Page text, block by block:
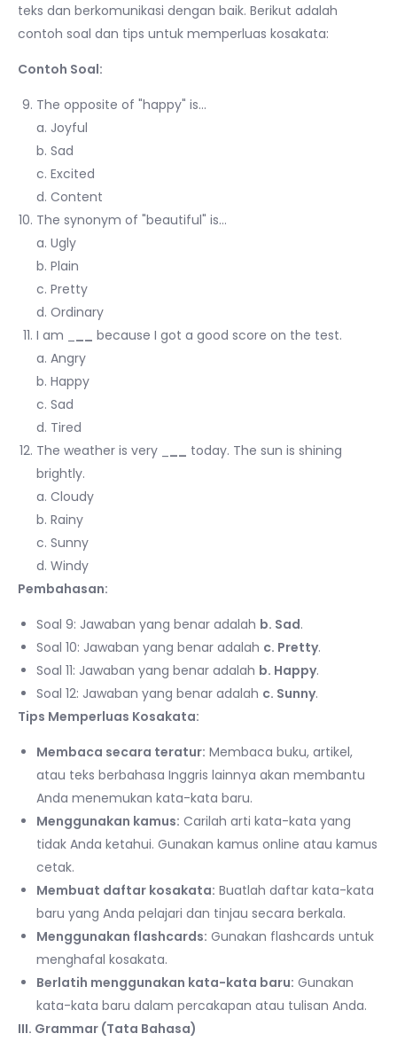
teks dan berkomunikasi dengan baik. Berikut adalah
contoh soal dan tips untuk memperluas kosakata:
Contoh Soal:
The opposite of "happy" is…
a. Joyful
b. Sad
c. Excited
d. Content
The synonym of "beautiful" is…
a. Ugly
b. Plain
c. Pretty
d. Ordinary
I am _
because I got a good score on the test.
a. Angry
b. Happy
c. Sad
d. Tired
The weather is very _
today. The sun is shining
brightly.
a. Cloudy
b. Rainy
c. Sunny
d. Windy
Pembahasan:
Soal 9: Jawaban yang benar adalah b. Sad.
Soal 10: Jawaban yang benar adalah c. Pretty.
Soal 11: Jawaban yang benar adalah b. Happy.
Soal 12: Jawaban yang benar adalah c. Sunny.
Tips Memperluas Kosakata:
Membaca secara teratur: Membaca buku, artikel,
atau teks berbahasa Inggris lainnya akan membantu
Anda menemukan kata-kata baru.
Menggunakan kamus: Carilah arti kata-kata yang
tidak Anda ketahui. Gunakan kamus online atau kamus
cetak.
Membuat daftar kosakata: Buatlah daftar kata-kata
baru yang Anda pelajari dan tinjau secara berkala.
Menggunakan flashcards: Gunakan flashcards untuk
menghafal kosakata.
Berlatih menggunakan kata-kata baru: Gunakan
kata-kata baru dalam percakapan atau tulisan Anda.
III. Grammar (Tata Bahasa)